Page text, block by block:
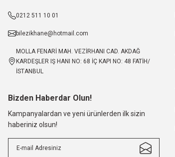
0212 511 10 01
bilezikhane@hotmail.com
MOLLA FENARİ MAH. VEZİRHANI CAD. AKDAĞ
KARDEŞLER IŞ HANI NO: 68 İÇ KAPI NO: 48 FATİH/
İSTANBUL
Bizden Haberdar Olun!
Kampanyalardan ve yeni ürünlerden ilk sizin
haberiniz olsun!